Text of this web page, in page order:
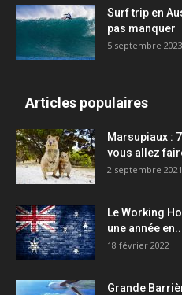
Surf trip en
pas manquer
5 septembre 2023
Articles populaires
Marsupiaux :
vous allez
2 septembre 2021
Le Working
une année
18 février 2022
Grande